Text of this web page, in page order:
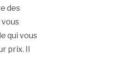
des
qui vous
prix. Il